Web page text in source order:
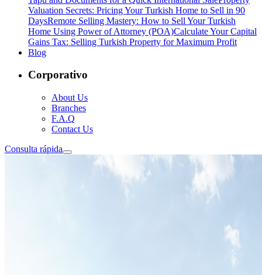
Valuation Secrets: Pricing Your Turkish Home to Sell in 90
DaysRemote Selling Mastery: How to Sell Your Turkish
Home Using Power of Attorney (POA)Calculate Your Capital
Gains Tax: Selling Turkish Property for Maximum Profit
Blog
Corporativo
About Us
Branches
F.A.Q
Contact Us
Consulta rápida